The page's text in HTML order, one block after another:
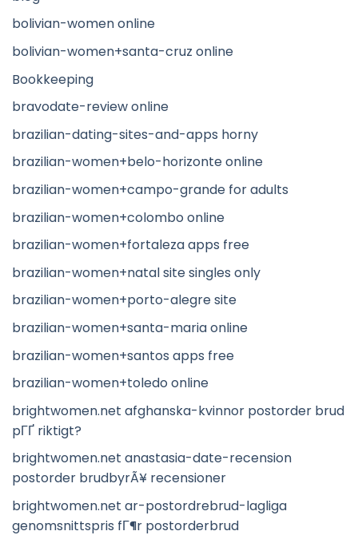
bolivian-women online
bolivian-women+santa-cruz online
Bookkeeping
bravodate-review online
brazilian-dating-sites-and-apps horny
brazilian-women+belo-horizonte online
brazilian-women+campo-grande for adults
brazilian-women+colombo online
brazilian-women+fortaleza apps free
brazilian-women+natal site singles only
brazilian-women+porto-alegre site
brazilian-women+santa-maria online
brazilian-women+santos apps free
brazilian-women+toledo online
brightwomen.net afghanska-kvinnor postorder brud
pГҐ riktigt?
brightwomen.net anastasia-date-recension
postorder brudbyrÃ¥ recensioner
brightwomen.net ar-postordrebrud-lagliga
genomsnittspris fГ¶r postorderbrud